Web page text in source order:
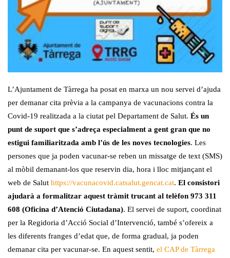
L’Ajuntament de Tàrrega ha posat en marxa un nou servei d’ajuda
per demanar cita prèvia a la campanya de vacunacions contra la
Covid-19 realitzada a la ciutat pel Departament de Salut. És un
punt de suport que s’adreça especialment a gent gran que no
estigui familiaritzada amb l’ús de les noves tecnologies. Les
persones que ja poden vacunar-se reben un missatge de text (SMS)
al mòbil demanant-los que reservin dia, hora i lloc mitjançant el
web de Salut https://vacunacovid.catsalut.gencat.cat. El consistori
ajudarà a formalitzar aquest tràmit trucant al telèfon 973 311
608 (Oficina d’Atenció Ciutadana). El servei de suport, coordinat
per la Regidoria d’Acció Social d’Intervenció, també s’ofereix a
les diferents franges d’edat que, de forma gradual, ja poden
demanar cita per vacunar-se. En aquest sentit, el CAP de Tàrrega